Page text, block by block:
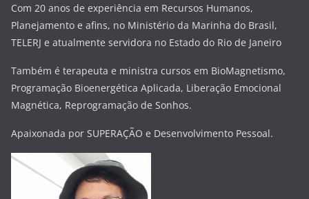
Com 20 anos de experiência em Recursos Humanos,
Planejamento e afins, no Ministério da Marinha do Brasil,
TELERJ e atualmente servidora no Estado do Rio de Janeiro
Também é terapeuta e ministra cursos em BioMagnetismo,
Programação Bioenergética Aplicada, Liberação Emocional
Magnética, Reprogramação de Sonhos.
Apaixonada por SUPERAÇÃO e Desenvolvimento Pessoal.